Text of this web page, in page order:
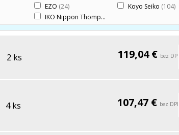
EZO (24)
IKO Nippon Thompson Co., LTD.
Koyo Seiko (104)
2 ks 119,04 € bez DPH
4 ks 107,47 € bez DPH